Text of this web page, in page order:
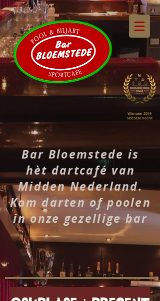
Winnaar 2019
Stichtse Vecht
Bar Bloemstede is
hèt dartcafé van
Midden Nederland.
Kom darten of poolen
in onze gezellige bar